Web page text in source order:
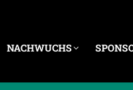
NACHWUCHS